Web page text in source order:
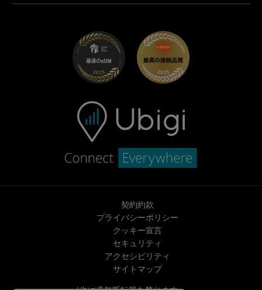
Maserati向けUbigi
トラブルシューティング
ヘルプセンター
お問い合わせ先
契約約款
プライバシーポリシー
クッキー宣言
セキュリティ
アクセシビリティ
サイトマップ